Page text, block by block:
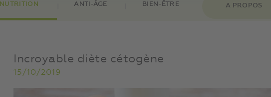
NUTRITION ANTI-ÂGE BIEN-ÊTRE A PROPOS
Incroyable diète cétogène
15/10/2019